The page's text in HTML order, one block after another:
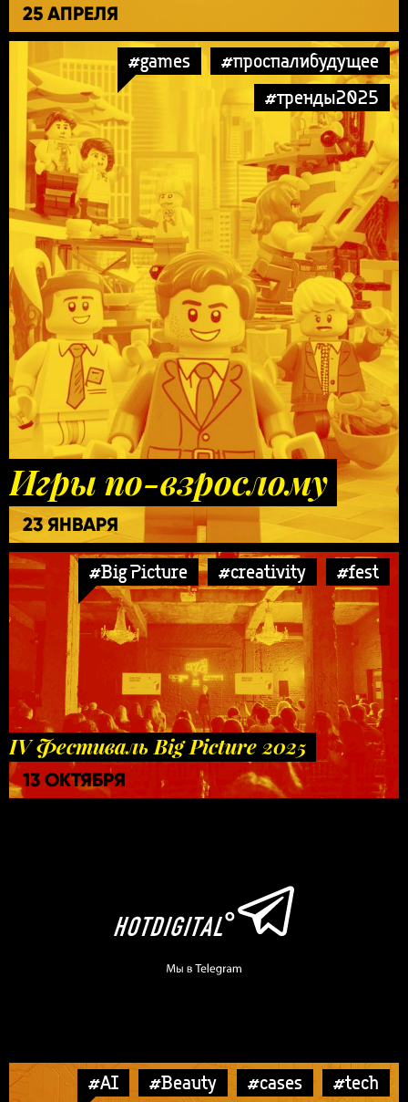
25 АПРЕЛЯ
#games
#проспалибудущее
#тренды2025
Игры по-взрослому
23 ЯНВАРЯ
#Big Picture #creativity #fest
IV Фестиваль Big Picture 2025
13 ОКТЯБРЯ
#AI #Beauty #cases #tech